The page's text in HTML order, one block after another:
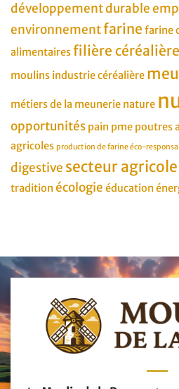
développement durable
environnementfarine farine
alimentairesfilière céréalière
moulins industrie céréalière
métiers de la meunerie nature
opportunités pain pme poutres
agricoles production de farine éco-
digestive secteur agricole
tradition écologie éducation